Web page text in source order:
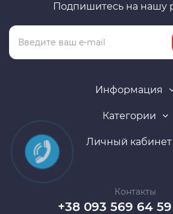
Подпишитесь на нашу
Информация
Категории
Личный кабинет
Контакты
+38 093 569 64